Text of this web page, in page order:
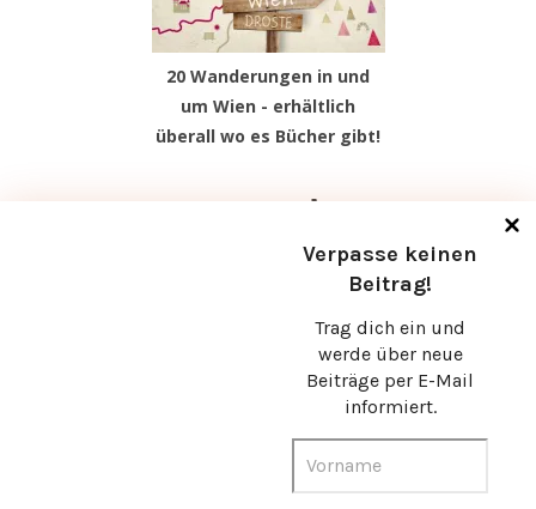
Verpasse keinen
Beitrag!
Trag dich ein und
werde über neue
Beiträge per E-Mail
informiert.
20 Wanderungen in und
um Wien - erhältlich
überall wo es Bücher gibt!